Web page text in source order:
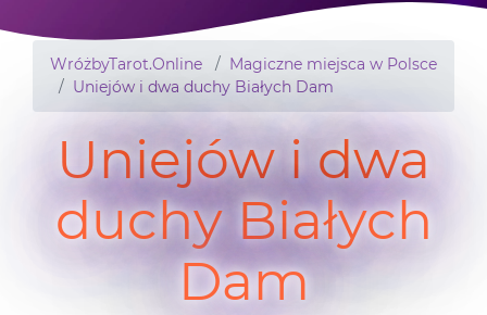
WróżbyTarot.Online
Magiczne miejsca w Polsce
Uniejów i dwa duchy Białych Dam
Uniejów i dwa
duchy Białych
Dam